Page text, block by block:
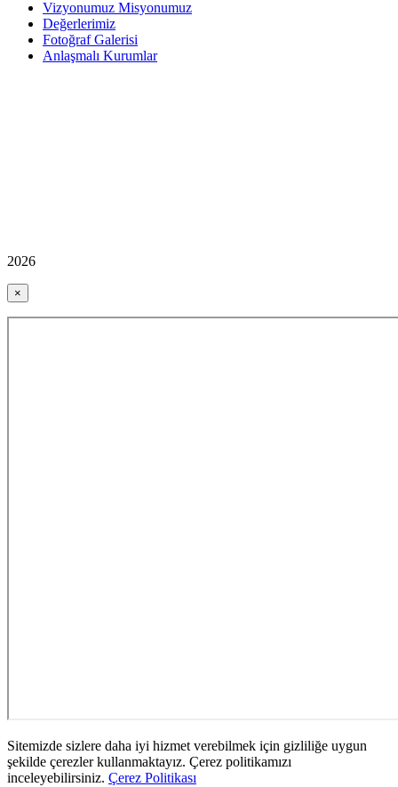
Vizyonumuz Misyonumuz
Değerlerimiz
Fotoğraf Galerisi
Anlaşmalı Kurumlar
2026
×
Sitemizde sizlere daha iyi hizmet verebilmek için gizliliğe uygun
şekilde çerezler kullanmaktayız. Çerez politikamızı
inceleyebilirsiniz. Çerez Politikası